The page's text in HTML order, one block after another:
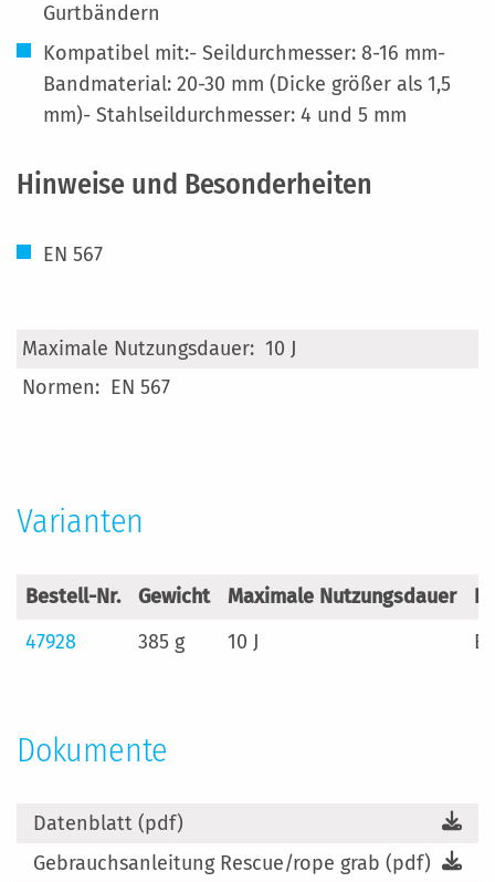
Gurtbändern
Kompatibel mit:- Seildurchmesser: 8-16 mm-
Bandmaterial: 20-30 mm (Dicke größer als 1,5
mm)- Stahlseildurchmesser: 4 und 5 mm
Hinweise und Besonderheiten
EN 567
Mehr
10 J
EN 567
Varianten
Bestell-Nr. Gewicht Maximale Nutzungsdauer
47928
385 g 10 J
Dokumente
Datenblatt (pdf)
Gebrauchsanleitung Rescue/rope grab (pdf)